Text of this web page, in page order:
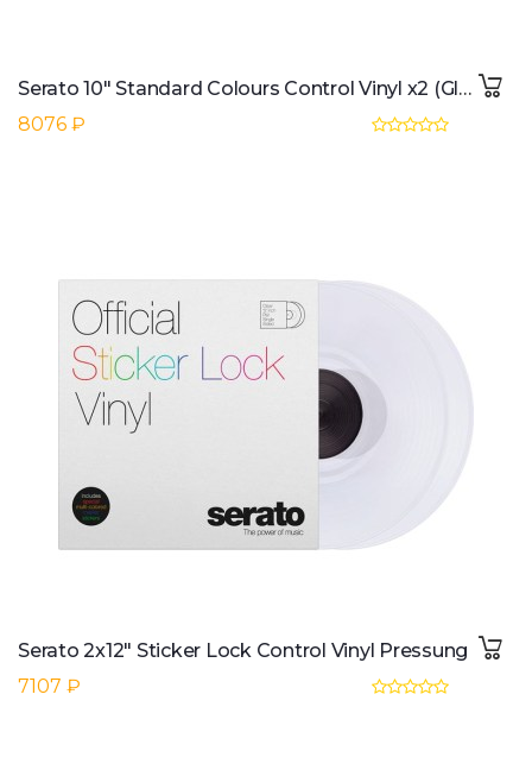
Serato 10" Standard Colours Control Vinyl x2 (Glow in the Dark)
8076 ₽
Serato 2x12" Sticker Lock Control Vinyl Pressung
7107 ₽